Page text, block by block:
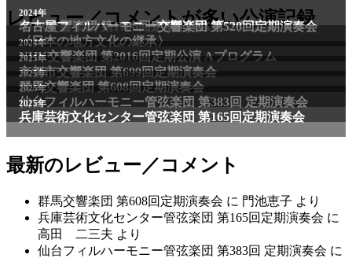
レビュー／コメントが多い公演記録
最新のレビュー／コメント
群馬交響楽団 第608回定期演奏会 に 門池恵子 より
兵庫芸術文化センター管弦楽団 第165回定期演奏会 に
高田 二三夫 より
仙台フィルハーモニー管弦楽団 第383回 定期演奏会 に